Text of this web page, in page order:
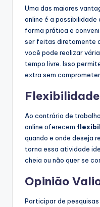
Uma das maiores
online é a possibilidade
forma prática e
ser feitas diretamente
você pode realizar
tempo livre. Isso
extra sem comprometer
Flexibilidade
Ao contrário de
online oferecem
quando e onde deseja
torna essa atividade
cheia ou não quer se
Opinião
Participar de